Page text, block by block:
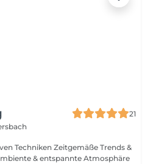
21
Techniken Zeitgemäße Trends &
& entspannte Atmosphäre